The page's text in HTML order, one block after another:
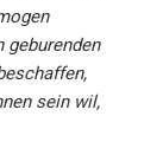
geburenden
sein wil,